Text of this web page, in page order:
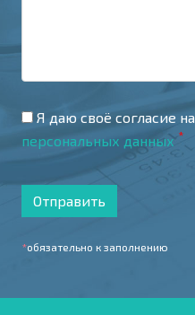
Я даю своё согласие на
персональных данных *
Отправить
*обязательно к заполнению